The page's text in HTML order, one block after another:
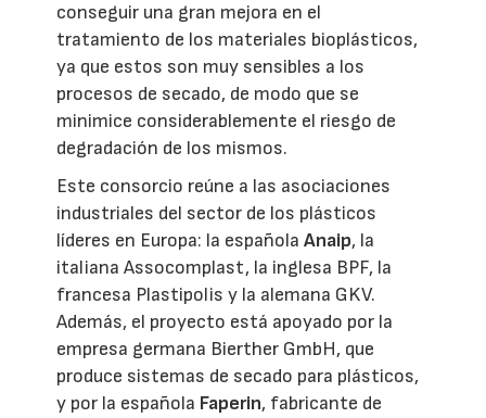
conseguir una gran mejora en el
tratamiento de los materiales bioplásticos,
ya que estos son muy sensibles a los
procesos de secado, de modo que se
minimice considerablemente el riesgo de
degradación de los mismos.
Este consorcio reúne a las asociaciones
industriales del sector de los plásticos
líderes en Europa: la españolaAnaip, la
italiana Assocomplast, la inglesa BPF, la
francesa Plastipolis y la alemana GKV.
Además, el proyecto está apoyado por la
empresa germana Bierther GmbH, que
produce sistemas de secado para plásticos,
y por la española Faperin, fabricante de